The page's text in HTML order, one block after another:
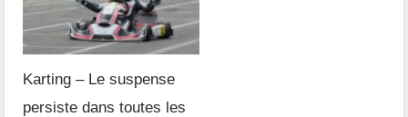
Karting – Le suspense
persiste dans toutes les